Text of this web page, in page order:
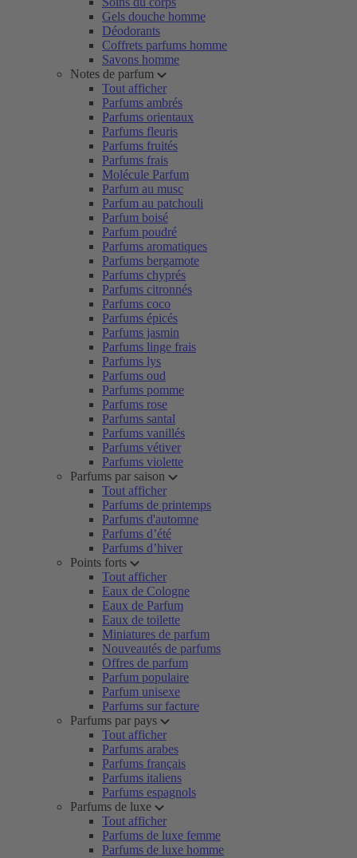
Gels douche homme
Déodorants
Coffrets parfums homme
Savons homme
Notes de parfum
Tout afficher
Parfums ambrés
Parfums orientaux
Parfums fleuris
Parfums fruités
Parfums frais
Molécule Parfum
Parfum au musc
Parfum au patchouli
Parfum boisé
Parfum poudré
Parfums aromatiques
Parfums bergamote
Parfums chyprés
Parfums citronnés
Parfums coco
Parfums épicés
Parfums jasmin
Parfums linge frais
Parfums lys
Parfums oud
Parfums pomme
Parfums rose
Parfums santal
Parfums vanillés
Parfums vétiver
Parfums violette
Parfums par saison
Tout afficher
Parfums de printemps
Parfums d'automne
Parfums d’été
Parfums d’hiver
Points forts
Tout afficher
Eaux de Cologne
Eaux de Parfum
Eaux de toilette
Miniatures de parfum
Nouveautés de parfums
Offres de parfum
Parfum populaire
Parfum unisexe
Parfums sur facture
Parfums par pays
Tout afficher
Parfums arabes
Parfums français
Parfums italiens
Parfums espagnols
Parfums de luxe
Tout afficher
Parfums de luxe femme
Parfums de luxe homme